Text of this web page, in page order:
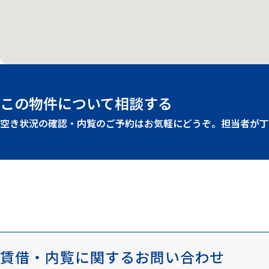
この物件について相談する
空き状況の確認・内覧のご予約はお気軽にどうぞ。担当者が
賃借・内覧に関するお問い合わせ